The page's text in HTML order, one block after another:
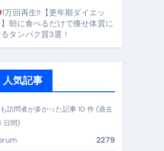
法
ガイド
ラシドエアを目的別に選ぶコツと、失敗し
る新定番ドメイン
#雑学 #ナレーター #小林将大
1万回再生!!【更年期ダイエッ
】朝に食べるだけで痩せ体質に
タンパク質3選！
人気記事
訪問者が多かった記事 10 件 (過去
日間)
2279